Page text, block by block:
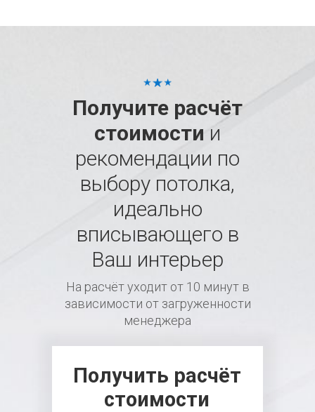
Получите расчёт
стоимости и
рекомендации по
выбору потолка,
идеально
вписывающего в
Ваш интерьер
На расчёт уходит от 10 минут в
зависимости от загруженности
менеджера
Получить расчёт
стоимости